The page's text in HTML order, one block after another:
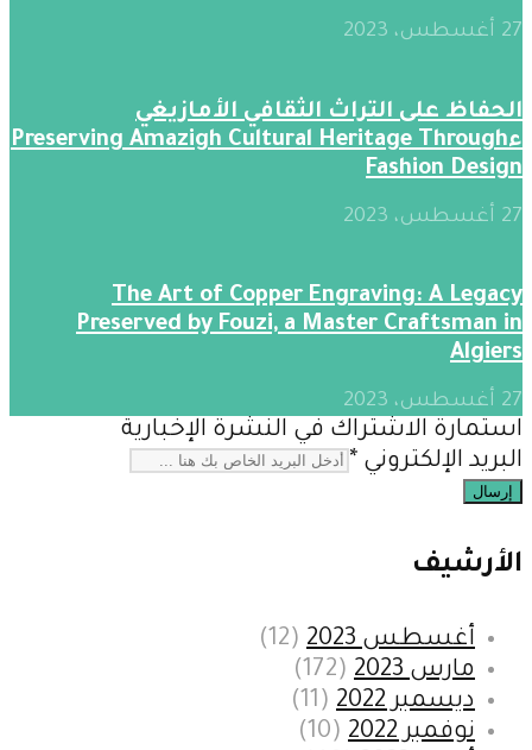
27 أغسطس، 2023
الحفاظ على التراث الثقافي الأمازيغي
ءPreserving Amazigh Cultural Heritage Through
Fashion Design
27 أغسطس، 2023
The Art of Copper Engraving: A Legacy
Preserved by Fouzi, a Master Craftsman in
Algiers
27 أغسطس، 2023
استمارة الاشتراك في النشرة الإخبارية
البريد الإلكتروني *
إرسال
الأرشيف
أغسطس 2023
(12)
مارس 2023
(172)
ديسمبر 2022
(11)
نوفمبر 2022
(10)